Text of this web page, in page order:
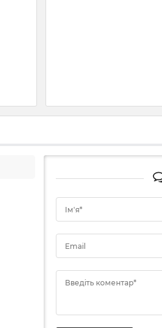
Ім'я*
Email
Введіть коментар*